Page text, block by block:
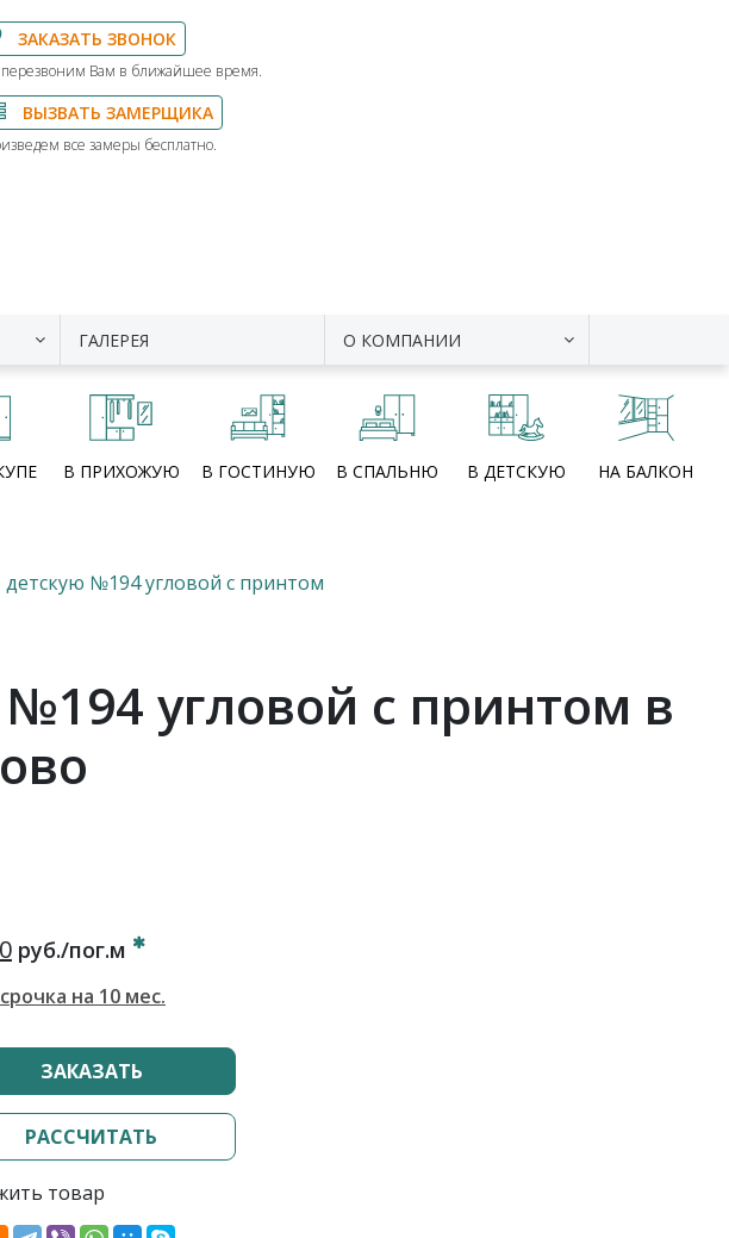
ЗАКАЗАТЬ ЗВОНОК
Вам в ближайшее время.
ВЫЗВАТЬ ЗАМЕРЩИКА
все замеры бесплатно.
ГАЛЕРЕЯ О КОМПАНИИ
В ПРИХОЖУЮ В ГОСТИНУЮ В СПАЛЬНЮ В ДЕТСКУЮ НА БАЛКОН
№194 угловой с принтом
угловой с принтом в
руб./пог.м
на 10 мес.
ЗАКАЗАТЬ
РАССЧИТАТЬ
товар